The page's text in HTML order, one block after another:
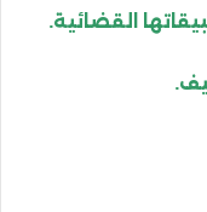
القضائية.